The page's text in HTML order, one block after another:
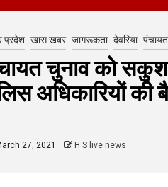
प्रदेश खास खबर जागरूकता देवरिया
चुनाव को
अधिकारियों की
27, 2021 H S live news